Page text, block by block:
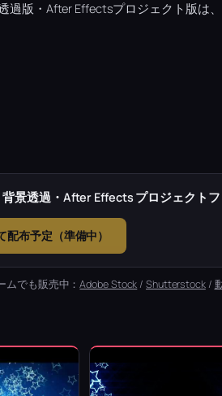
過版・After Effectsプロジェクト版は、
景透過・After Effects プロジェクトフ
配布予定（準備中）
ムでも販売中：Adobe Stock /Shutterstock/